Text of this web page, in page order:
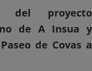
del proyecto
de A Insua y
de Covas a